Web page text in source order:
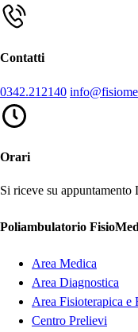
Contatti
0342.212140
Orari
Si riceve su appuntamento
Poliambulatorio
Area Medica
Area Diagnostica
Area Fisioterapica e
Centro Prelievi